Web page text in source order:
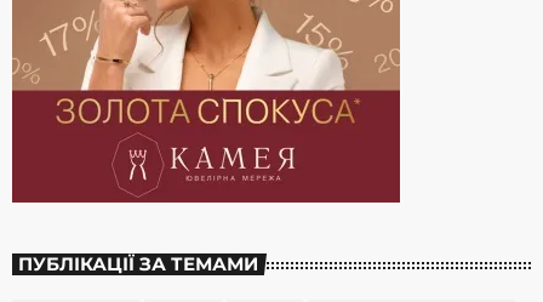
ПУБЛІКАЦІЇ ЗА ТЕМАМИ